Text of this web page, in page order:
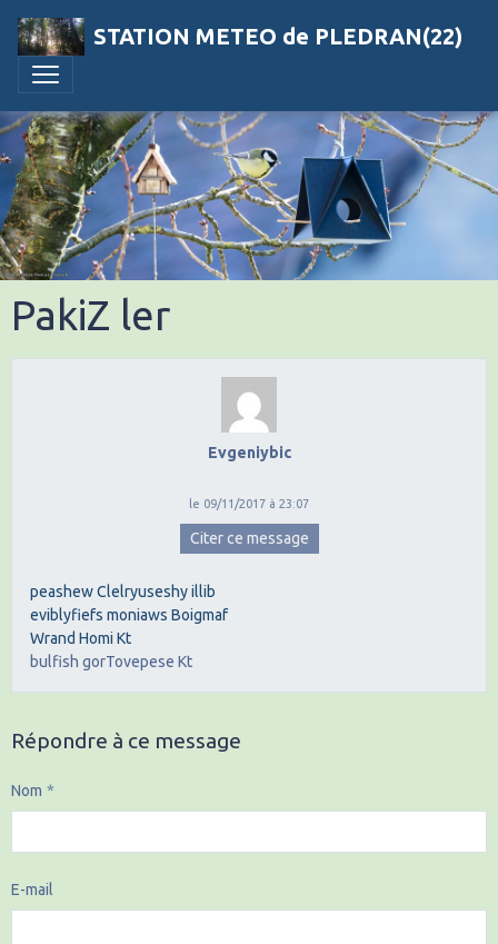
STATION METEO de PLEDRAN(22)
PakiZ ler
Evgeniybic
le 09/11/2017 à 23:07
Citer ce message
peashew Clelryuseshy illib
eviblyfiefs moniaws Boigmaf
Wrand Homi Kt
bulfish gorTovepese Kt
Répondre à ce message
Nom
E-mail